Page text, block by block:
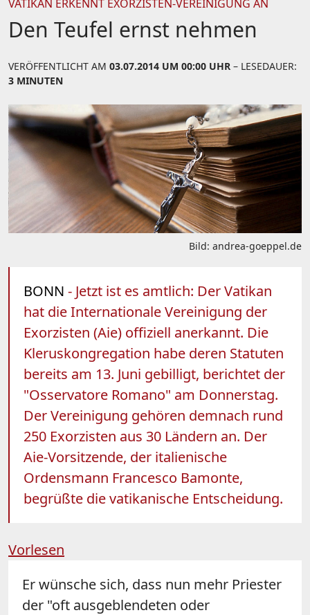
VATIKAN ERKENNT EXORZISTEN-VEREINIGUNG AN
Den Teufel ernst nehmen
VERÖFFENTLICHT AM 03.07.2014 UM 00:00 UHR – LESEDAUER:
3 MINUTEN
Bild: andrea-goeppel.de
BONN - Jetzt ist es amtlich: Der Vatikan
hat die Internationale Vereinigung der
Exorzisten (Aie) offiziell anerkannt. Die
Kleruskongregation habe deren Statuten
bereits am 13. Juni gebilligt, berichtet der
"Osservatore Romano" am Donnerstag.
Der Vereinigung gehören demnach rund
250 Exorzisten aus 30 Ländern an. Der
Aie-Vorsitzende, der italienische
Ordensmann Francesco Bamonte,
begrüßte die vatikanische Entscheidung.
Vorlesen
Er wünsche sich, dass nun mehr Priester
der "oft ausgeblendeten oder